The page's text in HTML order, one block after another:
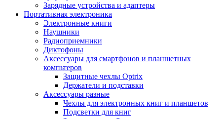
Зарядные устройства и адаптеры
Портативная электроника
Электронные книги
Наушники
Радиоприемники
Диктофоны
Аксессуары для смартфонов и планшетных
компьтеров
Защитные чехлы Optrix
Держатели и подставки
Аксессуары разные
Чехлы для электронных книг и планшетов
Подсветки для книг